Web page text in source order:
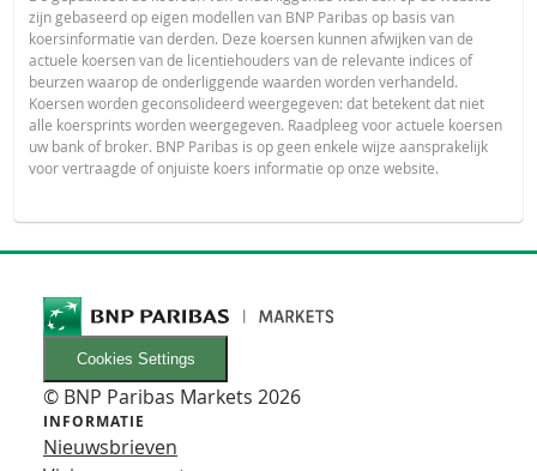
zijn gebaseerd op eigen modellen van BNP Paribas op basis van
koersinformatie van derden. Deze koersen kunnen afwijken van de
actuele koersen van de licentiehouders van de relevante indices of
beurzen waarop de onderliggende waarden worden verhandeld.
Koersen worden geconsolideerd weergegeven: dat betekent dat niet
alle koersprints worden weergegeven. Raadpleeg voor actuele koersen
uw bank of broker. BNP Paribas is op geen enkele wijze aansprakelijk
voor vertraagde of onjuiste koers informatie op onze website.
Cookies Settings
© BNP Paribas Markets 2026
INFORMATIE
Nieuwsbrieven